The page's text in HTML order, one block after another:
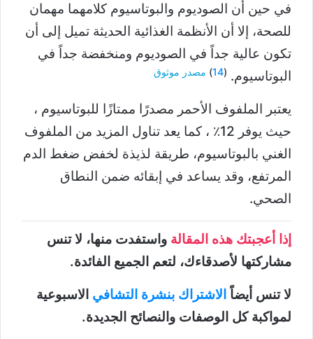
في حين أن الصوديوم والبوتاسيوم كلامهما مهمان
للصحة، إلا أن الأنظمة الغذائية الحديثة تميل إلى أن
تكون عالية جداً في الصوديوم ومنخفضة جداً في
البوتاسيوم. (
14
) مصدر موثوق
يعتبر الملفوف الأحمر مصدرًا ممتازًا للبوتاسيوم ،
حيث يوفر 12٪ ، كما يعد تناول المزيد من الملفوف
الغني بالبوتاسيوم، طريقة لذيذة لخفض ضغط الدم
المرتفع، وقد يساعد في إبقائه ضمن النطاق
الصحي.
إذا أعجبتك هذه المقالة واستفدت منها، لا تنس
مشاركتها لأصدقاءك، لتعم الجميع الفائدة.
لا تنس أيضاً الاشتراك بنشرة التشافي الاسبوعية
لمواكبة كل الوصفات والنصائح الجديدة.